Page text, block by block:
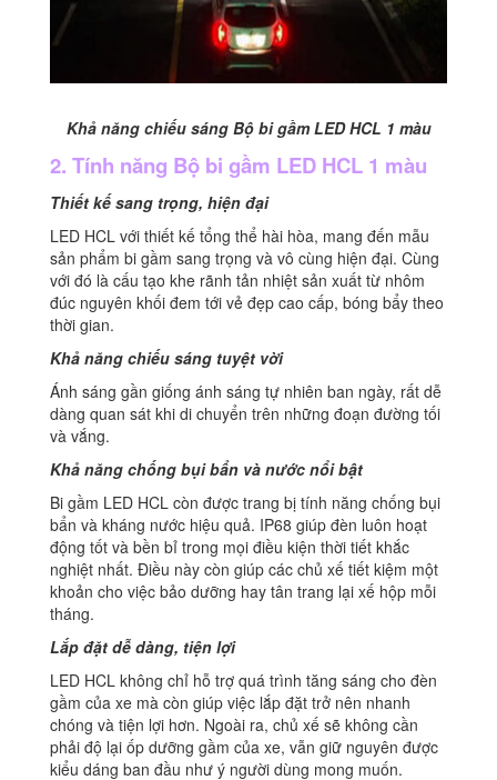
Khả năng chiếu sáng Bộ bi gầm LED HCL 1 màu
2. Tính năng Bộ bi gầm LED HCL 1 màu
Thiết kế sang trọng, hiện đại
LED HCL với thiết kế tổng thể hài hòa, mang đến mẫu
sản phẩm bi gầm sang trọng và vô cùng hiện đại. Cùng
với đó là cấu tạo khe rãnh tản nhiệt sản xuất từ nhôm
đúc nguyên khối đem tới vẻ đẹp cao cấp, bóng bẩy theo
thời gian.
Khả năng chiếu sáng tuyệt vời
Ánh sáng gần giống ánh sáng tự nhiên ban ngày, rất dễ
dàng quan sát khi di chuyển trên những đoạn đường tối
và vắng.
Khả năng chống bụi bẩn và nước nổi bật
Bi gầm LED HCL còn được trang bị tính năng chống bụi
bẩn và kháng nước hiệu quả. IP68 giúp đèn luôn hoạt
động tốt và bền bỉ trong mọi điều kiện thời tiết khắc
nghiệt nhất. Điều này còn giúp các chủ xế tiết kiệm một
khoản cho việc bảo dưỡng hay tân trang lại xế hộp mỗi
tháng.
Lắp đặt dễ dàng, tiện lợi
LED HCL không chỉ hỗ trợ quá trình tăng sáng cho đèn
gầm của xe mà còn giúp việc lắp đặt trở nên nhanh
chóng và tiện lợi hơn. Ngoài ra, chủ xế sẽ không cần
phải độ lại ốp dưỡng gầm của xe, vẫn giữ nguyên được
kiểu dáng ban đầu như ý người dùng mong muốn.